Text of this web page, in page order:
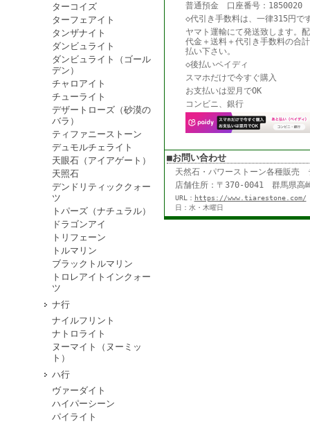
ターコイズ
ターフェアイト
タンザナイト
ダンビュライト
ダンビュライト（ゴール
デン）
チャロアイト
チューライト
デザートローズ（砂漠の
バラ）
ティファニーストーン
デュモルチェライト
天眼石（アイアゲート）
天照石
デンドリティッククォー
ツ
トパーズ（ナチュラル）
ドラゴンアイ
トリフェーン
トルマリン
ブラックトルマリン
トロレアイトインクォー
ツ
ナ行
ナイルフリント
ナトロライト
ヌーマイト（ヌーミッ
ト）
ハ行
ヴァーダイト
ハイパーシーン
パイライト
普通預金 口座番号：1850020
◇代引き手数料は、一律315円で
ヤマト運輸にて発送致します。
代金＋送料＋代引き手数料の合
払い下さい。
◇後払いペイディ
スマホだけで今すぐ購入
お支払いは翌月でOK
コンビニ、銀行
■お問い合わせ
天然石・パワーストーン各種販
店舗住所：〒370-0041 群馬
URL： https://www.tiarestone.com/
日：水・木曜日